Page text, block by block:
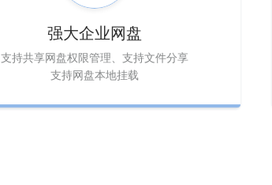
强大企业网盘
支持共享网盘权限管理、支持文件分享
支持网盘本地挂载